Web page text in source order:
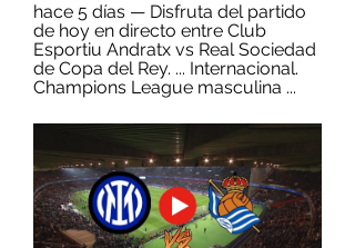
hace 5 días — Disfruta del partido
de hoy en directo entre Club
Esportiu Andratx vs Real Sociedad
de Copa del Rey. ... Internacional.
Champions League masculina ...